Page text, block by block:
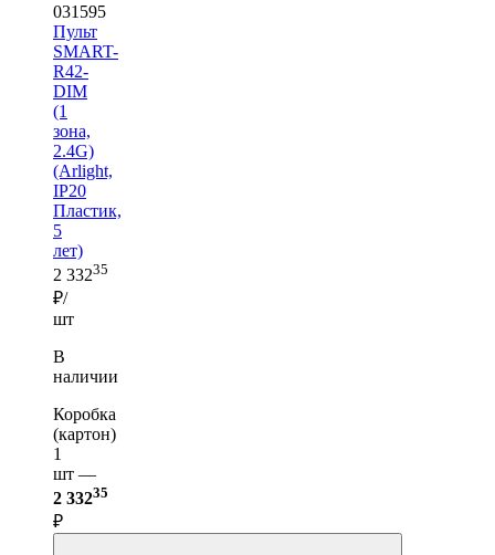
031595
Пульт
SMART-
R42-
DIM
(1
зона,
2.4G)
(Arlight,
IP20
Пластик,
5
лет)
2 33235
₽/
шт
В
наличии
Коробка
(картон)
1
шт —
2 33235
₽